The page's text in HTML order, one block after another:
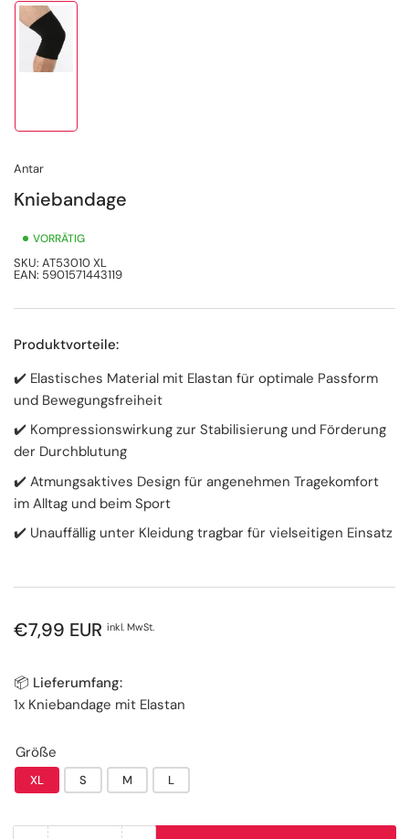
Bild
laden
Antar
Kniebandage
VORRÄTIG
SKU: AT53010 XL
EAN: 5901571443119
Produktvorteile:
✔️ Elastisches Material mit Elastan für optimale Passform
und Bewegungsfreiheit
✔️ Kompressionswirkung zur Stabilisierung und Förderung
der Durchblutung
✔️ Atmungsaktives Design für angenehmen Tragekomfort
im Alltag und beim Sport
✔️ Unauffällig unter Kleidung tragbar für vielseitigen Einsatz
Normaler
€7,99 EUR inkl. MwSt.
📦 Lieferumfang:
1x Kniebandage mit Elastan
Größe
XL S M L